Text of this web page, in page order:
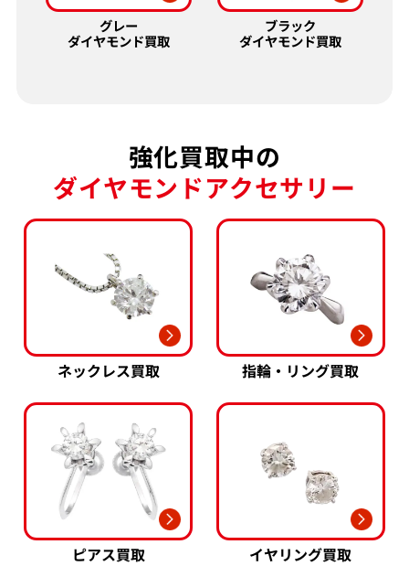
グレー
ダイヤモンド買取
ブラック
ダイヤモンド買取
強化買取中の
ダイヤモンドアクセサリー
ネックレス買取 指輪・リング買取
ピアス買取 イヤリング買取